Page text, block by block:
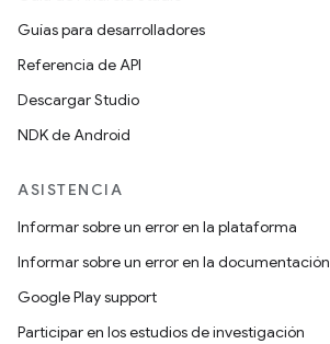
Guías para desarrolladores
Referencia de API
Descargar Studio
NDK de Android
ASISTENCIA
Informar sobre un error en la plataforma
Informar sobre un error en la documentación
Google Play support
Participar en los estudios de investigación